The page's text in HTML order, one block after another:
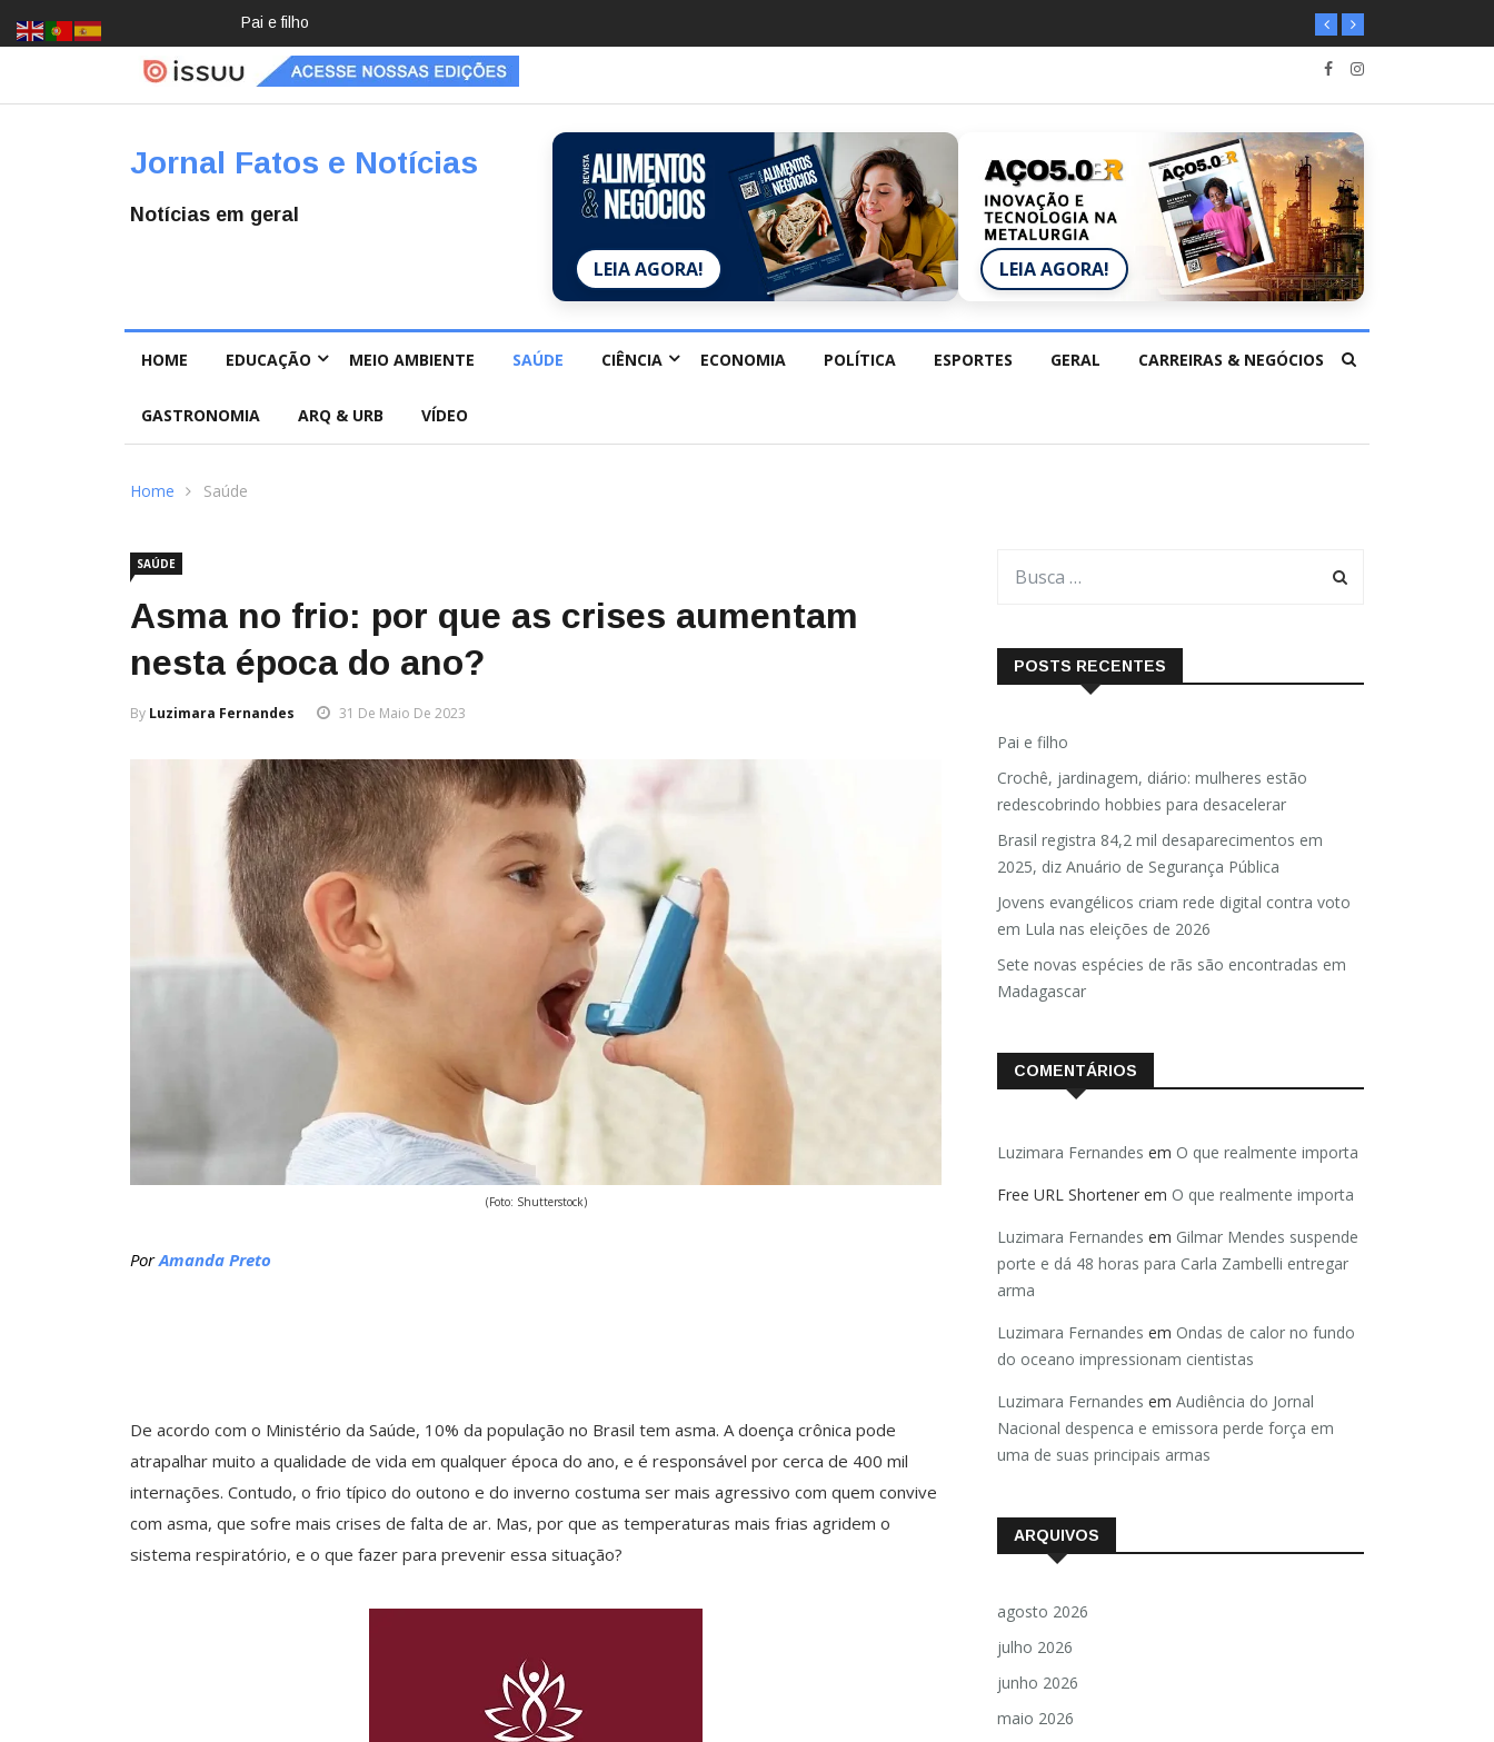
Crochê, jardinagem, diário: mulheres estão redescobrindo hobbies para desacelerar
Jornal Fatos e Notícias
Notícias em geral
LEIA AGORA! LEIA AGORA!
HOME EDUCAÇÃO MEIO AMBIENTE SAÚDE CIÊNCIA ECONOMIA POLÍTICA ESPORTES GERAL CARREIRAS & NEGÓCIOS
GASTRONOMIA ARQ & URB VÍDEO
Home Saúde
SAÚDE
Asma no frio: por que as crises aumentam
nesta época do ano?
By Luzimara Fernandes 31 De Maio De 2023
(Foto: Shutterstock)
PorAmanda Preto
De acordo com o Ministério da Saúde, 10% da população no Brasil tem asma. A doença crônica pode
atrapalhar muito a qualidade de vida em qualquer época do ano, e é responsável por cerca de 400 mil
internações. Contudo, o frio típico do outono e do inverno costuma ser mais agressivo com quem convive
com asma, que sofre mais crises de falta de ar. Mas, por que as temperaturas mais frias agridem o
sistema respiratório, e o que fazer para prevenir essa situação?
POSTS RECENTES
Pai e filho
Crochê, jardinagem, diário: mulheres estão
redescobrindo hobbies para desacelerar
Brasil registra 84,2 mil desaparecimentos em
2025, diz Anuário de Segurança Pública
Jovens evangélicos criam rede digital contra voto
em Lula nas eleições de 2026
Sete novas espécies de rãs são encontradas em
Madagascar
COMENTÁRIOS
Luzimara Fernandes em O que realmente importa
Free URL Shortener em O que realmente importa
Luzimara Fernandes em Gilmar Mendes suspende
porte e dá 48 horas para Carla Zambelli entregar
arma
Luzimara Fernandes em Ondas de calor no fundo
do oceano impressionam cientistas
Luzimara Fernandes em Audiência do Jornal
Nacional despenca e emissora perde força em
uma de suas principais armas
ARQUIVOS
agosto 2026
julho 2026
junho 2026
maio 2026